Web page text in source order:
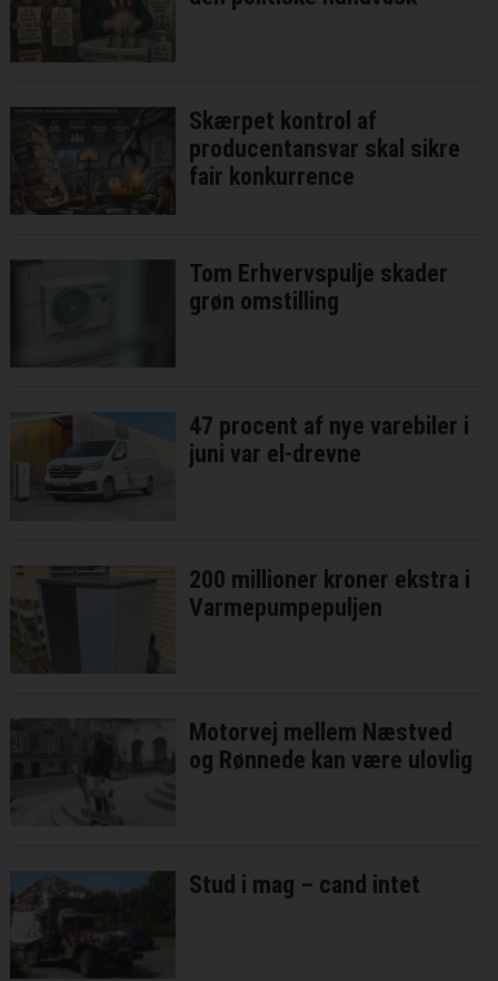
Skærpet kontrol af
producentansvar skal sikre
fair konkurrence
Tom Erhvervspulje skader
grøn omstilling
47 procent af nye varebiler i
juni var el-drevne
200 millioner kroner ekstra i
Varmepumpepuljen
Motorvej mellem Næstved
og Rønnede kan være ulovlig
Stud i mag – cand intet